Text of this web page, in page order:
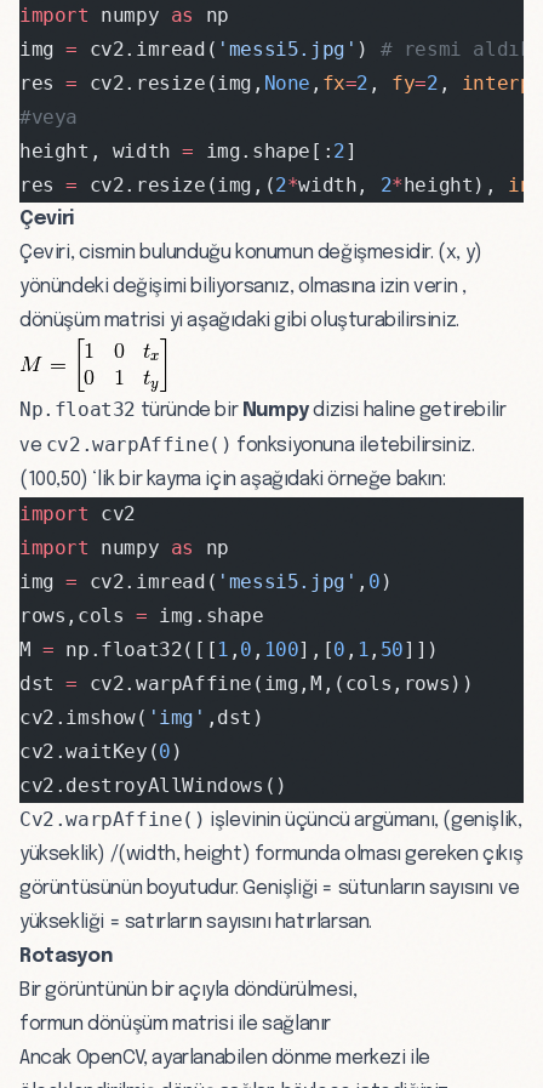
import numpy as
np
img = cv2.imread( 'messi5.jpg' ) # resmi aldık
res = cv2.resize(img, None , fx=2 , fy=2 ,
#veya
height, width = img.shape[: 2]
res = cv2.resize(img,(2*width, 2* height),
Çeviri
Çeviri, cismin bulunduğu konumun değişmesidir. (x, y)
yönündeki değişimi biliyorsanız, olmasına izin verin ,
dönüşüm matrisi yi aşağıdaki gibi oluşturabilirsiniz.
Np.float32 türünde bir Numpydizisi haline getirebilir
ve cv2.warpAffine() fonksiyonuna iletebilirsiniz.
(100,50) ‘lik bir kayma için aşağıdaki örneğe bakın:
import cv2
import numpy as
np
img = cv2.imread( 'messi5.jpg' , 0 )
rows,cols = img.shape
M = np.float32([[ 1 , 0 , 100],[0 , 1 , 50]])
dst = cv2.warpAffine(img,M,(cols,rows))
cv2.imshow( 'img' ,dst)
cv2.waitKey(0 )
cv2.destroyAllWindows()
Cv2.warpAffine() işlevinin üçüncü argümanı, (genişlik,
yükseklik) /(width, height) formunda olması gereken çıkış
görüntüsünün boyutudur. Genişliği = sütunların sayısını ve
yüksekliği = satırların sayısını hatırlarsan.
Rotasyon
Bir görüntünün bir açıyla döndürülmesi,
formun dönüşüm matrisi ile sağlanır
Ancak OpenCV, ayarlanabilen dönme merkezi ile